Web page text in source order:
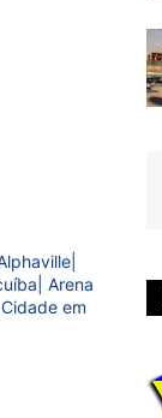
Arena
em